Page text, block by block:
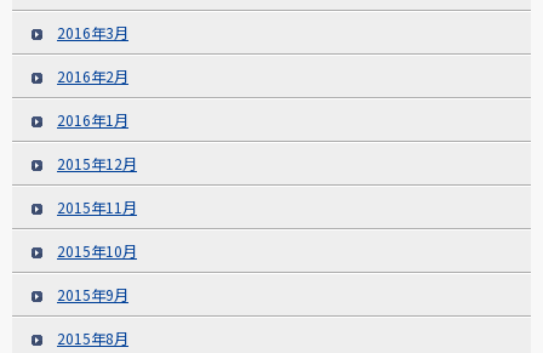
2016年3月
2016年2月
2016年1月
2015年12月
2015年11月
2015年10月
2015年9月
2015年8月